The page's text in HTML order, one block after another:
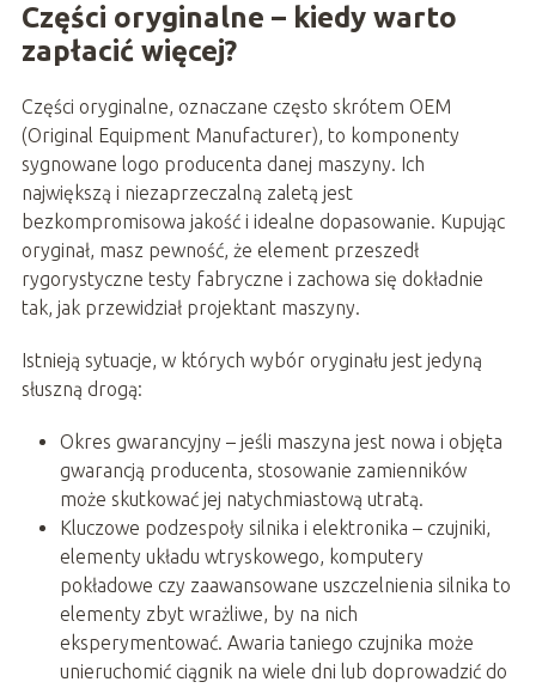
Części oryginalne – kiedy warto
zapłacić więcej?
Części oryginalne, oznaczane często skrótem OEM
(Original Equipment Manufacturer), to komponenty
sygnowane logo producenta danej maszyny. Ich
największą i niezaprzeczalną zaletą jest
bezkompromisowa jakość i idealne dopasowanie. Kupując
oryginał, masz pewność, że element przeszedł
rygorystyczne testy fabryczne i zachowa się dokładnie
tak, jak przewidział projektant maszyny.
Istnieją sytuacje, w których wybór oryginału jest jedyną
słuszną drogą:
Okres gwarancyjny – jeśli maszyna jest nowa i objęta
gwarancją producenta, stosowanie zamienników
może skutkować jej natychmiastową utratą.
Kluczowe podzespoły silnika i elektronika – czujniki,
elementy układu wtryskowego, komputery
pokładowe czy zaawansowane uszczelnienia silnika to
elementy zbyt wrażliwe, by na nich
eksperymentować. Awaria taniego czujnika może
unieruchomić ciągnik na wiele dni lub doprowadzić do